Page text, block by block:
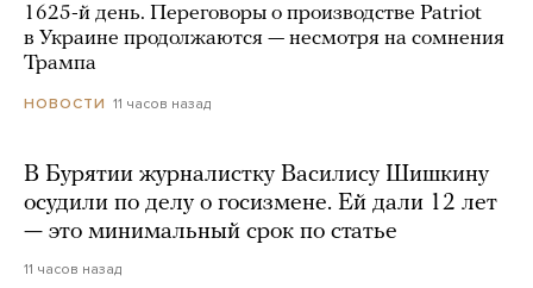
1625-й день. Переговоры о производстве Patriot
в Украине продолжаются — несмотря на сомнения
Трампа
НОВОСТИ 11 часов назад
В Бурятии журналистку Василису Шишкину
осудили по делу о госизмене. Ей дали 12 лет
— это минимальный срок по статье
11 часов назад